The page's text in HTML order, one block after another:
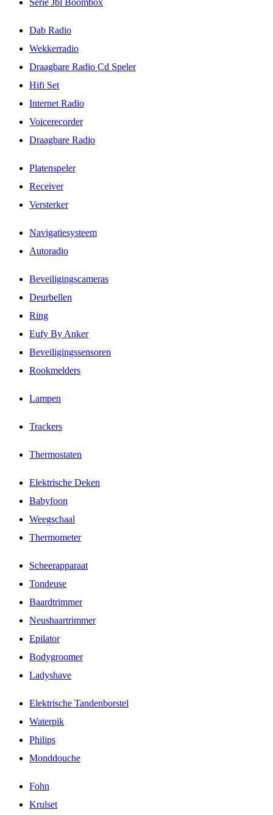
Serie Jbl Boombox
Dab Radio
Wekkerradio
Draagbare Radio Cd Speler
Hifi Set
Internet Radio
Voicerecorder
Draagbare Radio
Platenspeler
Receiver
Versterker
Navigatiesysteem
Autoradio
Beveiligingscameras
Deurbellen
Ring
Eufy By Anker
Beveiligingssensoren
Rookmelders
Lampen
Trackers
Thermostaten
Elektrische Deken
Babyfoon
Weegschaal
Thermometer
Scheerapparaat
Tondeuse
Baardtrimmer
Neushaartrimmer
Epilator
Bodygroomer
Ladyshave
Elektrische Tandenborstel
Waterpik
Philips
Monddouche
Fohn
Krulset